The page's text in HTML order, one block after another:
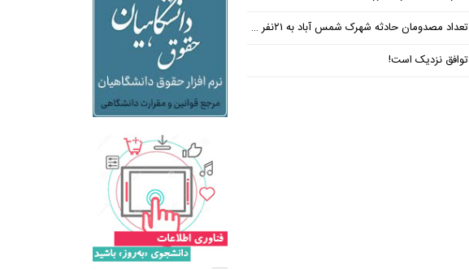
تعداد مصدومان حادثه شهرک شمس آباد به ۲۱نفر رسید
توافق نزدیک است!